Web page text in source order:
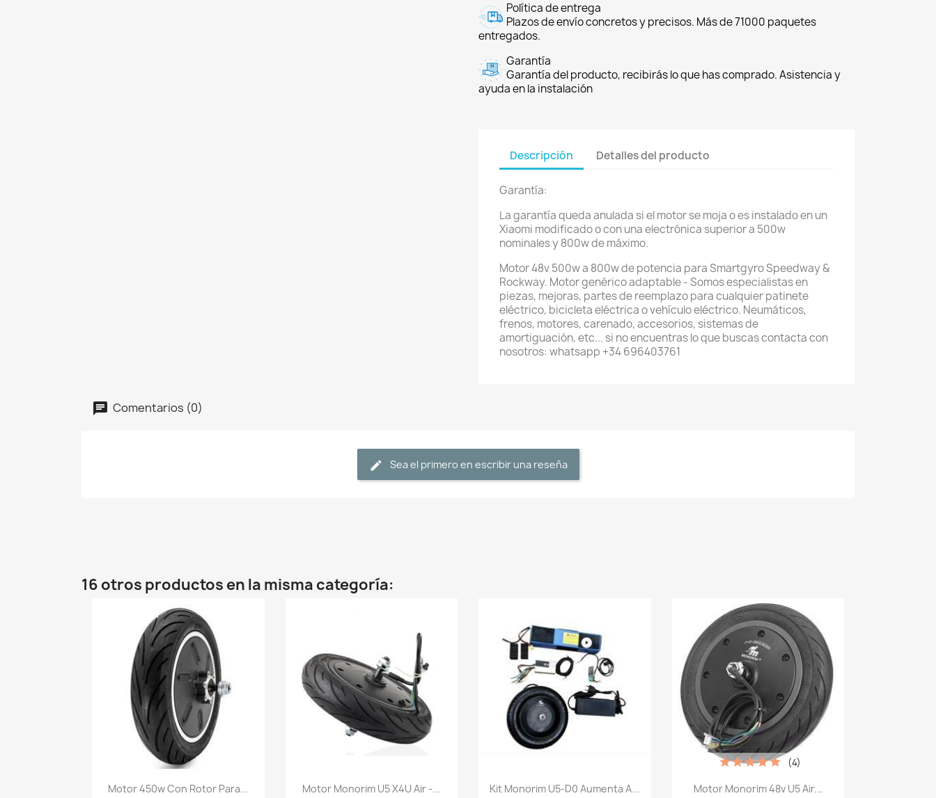
Política de entrega
Plazos de envío concretos y precisos. Más de 71000 paquetes
entregados.
Garantía
Garantía del producto, recibirás lo que has comprado. Asistencia y
ayuda en la instalación
Descripción Detalles del producto
Garantía:
La garantía queda anulada si el motor se moja o es instalado en un
Xiaomi modificado o con una electrónica superior a 500w
nominales y 800w de máximo.
Motor 48v 500w a 800w de potencia para Smartgyro Speedway &
Rockway. Motor genérico adaptable - Somos especialistas en
piezas, mejoras, partes de reemplazo para cualquier patinete
eléctrico, bicicleta eléctrica o vehículo eléctrico. Neumáticos,
frenos, motores, carenado, accesorios, sistemas de
amortiguación, etc... si no encuentras lo que buscas contacta con
nosotros: whatsapp +34 696403761
Comentarios (0)
Sea el primero en escribir una reseña
16 otros productos en la misma categoría:
Vista rápida
Motor 450w Con Rotor Para... Vista rápida
Motor Monorim U5 X4U Air -... Vista rápida
Kit Monorim U5-D0 Aumenta A... Vista rápida
Motor Monorim 48v U5 Air...
(4)